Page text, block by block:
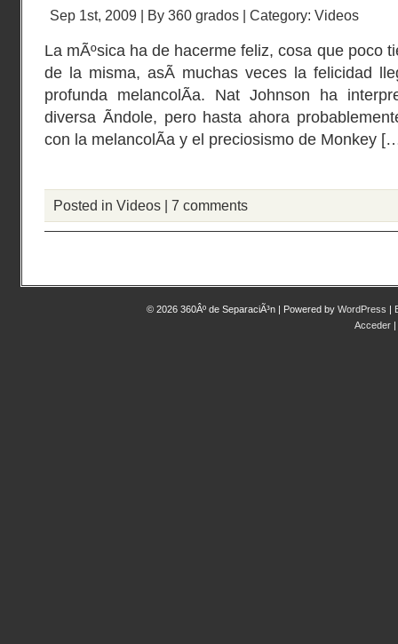
Sep 1st, 2009 | By 360 grados | Category: Videos
La mÃºsica ha de hacerme feliz, cosa que poco
de la misma, asÃ­ muchas veces la felicidad
profunda melancolÃ­a. Nat Johnson ha
diversa Ã­ndole, pero hasta ahora
con la melancolÃ­a y el preciosismo de Monkey
Posted in Videos | 7 comments
© 2026 360Âº de SeparaciÃ³n | Powered by WordPress |
Acceder